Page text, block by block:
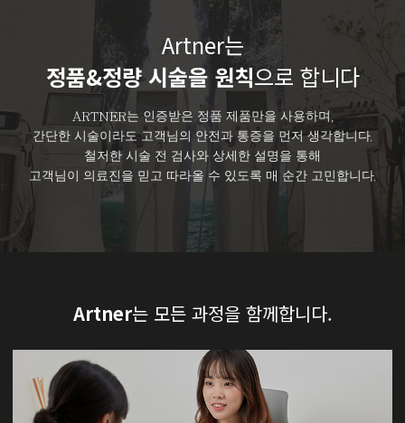
Artner는
정품&정량 시술을 원칙으로 합니다
ARTNER는 인증받은 정품 제품만을 사용하며,
간단한 시술이라도 고객님의 안전과 통증을 먼저 생각합니다.
철저한 시술 전 검사와 상세한 설명을 통해
고객님이 의료진을 믿고 따라올 수 있도록 매 순간 고민합니다.
Artner는 모든 과정을 함께합니다.